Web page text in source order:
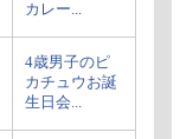
カレー...
4歳男子のピ
カチュウお誕
生日会...